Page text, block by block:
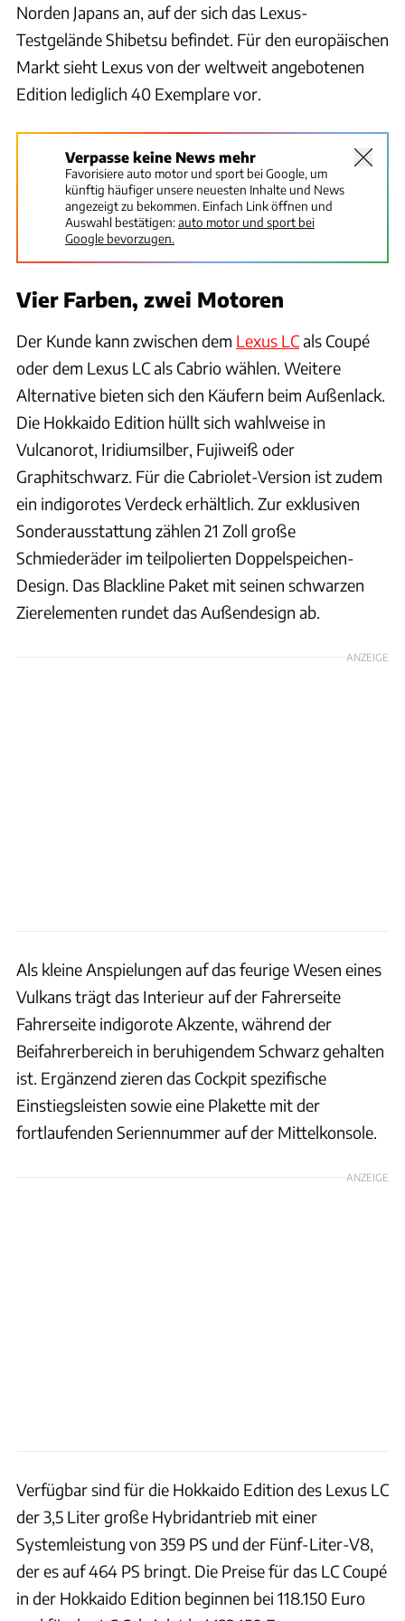
Norden Japans an, auf der sich das Lexus-
Testgelände Shibetsu befindet. Für den europäischen
Markt sieht Lexus von der weltweit angebotenen
Edition lediglich 40 Exemplare vor.
Verpasse keine News mehr
Favorisiere auto motor und sport bei Google, um
künftig häufiger unsere neuesten Inhalte und News
angezeigt zu bekommen. Einfach Link öffnen und
Auswahl bestätigen:auto motor und sport bei
Google bevorzugen.
Vier Farben, zwei Motoren
Der Kunde kann zwischen dem Lexus LCals Coupé
oder dem Lexus LC als Cabrio wählen. Weitere
Alternative bieten sich den Käufern beim Außenlack.
Die Hokkaido Edition hüllt sich wahlweise in
Vulcanorot, Iridiumsilber, Fujiweiß oder
Graphitschwarz. Für die Cabriolet-Version ist zudem
ein indigorotes Verdeck erhältlich. Zur exklusiven
Sonderausstattung zählen 21 Zoll große
Schmiederäder im teilpolierten Doppelspeichen-
Design. Das Blackline Paket mit seinen schwarzen
Zierelementen rundet das Außendesign ab.
ANZEIGE
Als kleine Anspielungen auf das feurige Wesen eines
Vulkans trägt das Interieur auf der Fahrerseite
Fahrerseite indigorote Akzente, während der
Beifahrerbereich in beruhigendem Schwarz gehalten
ist. Ergänzend zieren das Cockpit spezifische
Einstiegsleisten sowie eine Plakette mit der
fortlaufenden Seriennummer auf der Mittelkonsole.
ANZEIGE
Verfügbar sind für die Hokkaido Edition des Lexus LC
der 3,5 Liter große Hybridantrieb mit einer
Systemleistung von 359 PS und der Fünf-Liter-V8,
der es auf 464 PS bringt. Die Preise für das LC Coupé
in der Hokkaido Edition beginnen bei 118.150 Euro